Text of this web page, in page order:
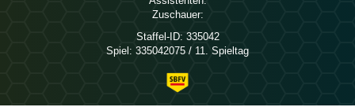
Zuschauer:
Staffel-ID: 335042
Spiel: 335042075 / 11. Spieltag